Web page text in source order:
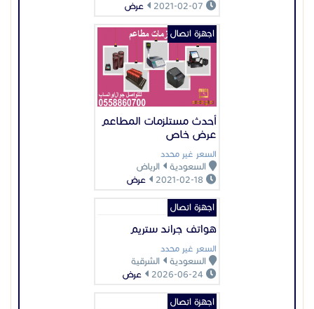
عرض
أحدث مستلزمات المطاعم
عرض خاص
السعر غير محدد
السعودية
الرياض
عرض
اجهزة اتصال
هواتف جراند ستريم
السعر غير محدد
السعودية
الشرقية
عرض
اجهزة اتصال
اجهزة اتصال